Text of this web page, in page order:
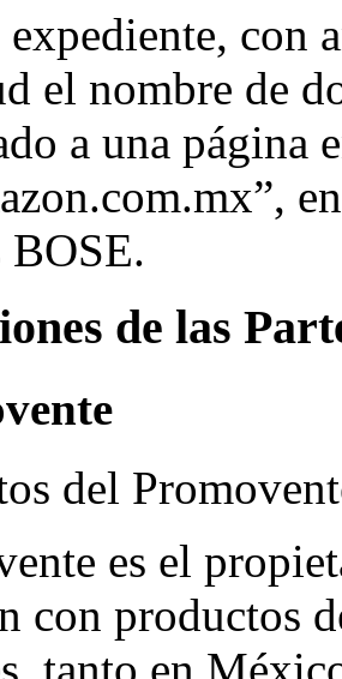
con
el nombre de
a una página
BOSE.
de las
del
es el
con productos
tanto en